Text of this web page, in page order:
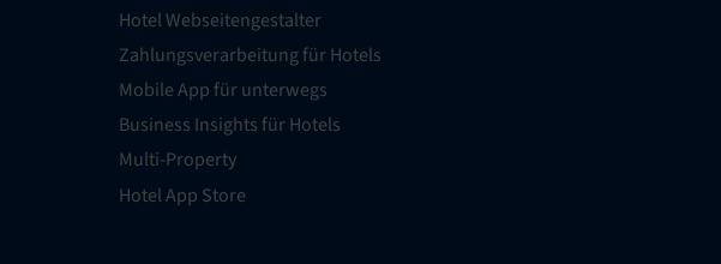
Hotel Webseitengestalter
Zahlungsverarbeitung für Hotels
Mobile App für unterwegs
Business Insights für Hotels
Multi-Property
Hotel App Store